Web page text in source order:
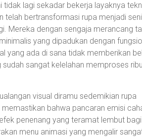
lagi sekadar bekerja layaknya
telah bertransformasi rupa menjadi
Mereka dengan sengaja merancang
yang dipadukan dengan
yang ada di sana tidak memberikan
sangat kelelahan memproses
visual diramu sedemikian rupa
bahwa pancaran emisi
penenang yang teramat lembut
menu animasi yang mengalir